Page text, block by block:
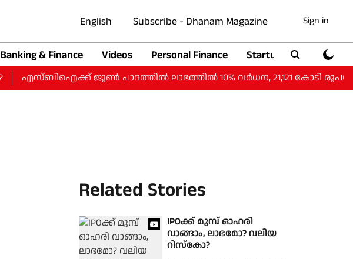
English Subscribe - Dhanam Magazine Sign in
Banking & Finance Videos Personal Finance Startup
എസ്ബിഐക്ക് ജൂണ്‍ പാദത്തില്‍ ലാഭത്തില്‍ 10% വര്‍ധന, 21,121 കോടി രൂപയായി
Related Stories
IPOക്ക് മുമ്പ് ഓഹരി
വാങ്ങാം, ലാഭമോ? വലിയ
റിസ്‌കോ?